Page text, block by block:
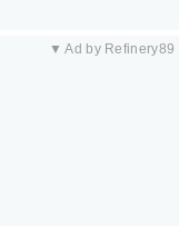
▼ Ad by Refinery89